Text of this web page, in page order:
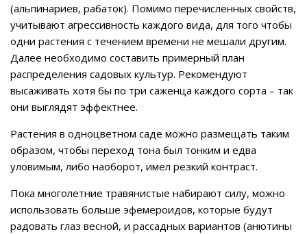
(альпинариев, рабаток). Помимо перечисленных свойств,
учитывают агрессивность каждого вида, для того чтобы
одни растения с течением времени не мешали другим.
Далее необходимо составить примерный план
распределения садовых культур. Рекомендуют
высаживать хотя бы по три саженца каждого сорта – так
они выглядят эффектнее.
Растения в одноцветном саде можно размещать таким
образом, чтобы переход тона был тонким и едва
уловимым, либо наоборот, имел резкий контраст.
Пока многолетние травянистые набирают силу, можно
использовать больше эфемероидов, которые будут
радовать глаз весной, и рассадных вариантов (анютины